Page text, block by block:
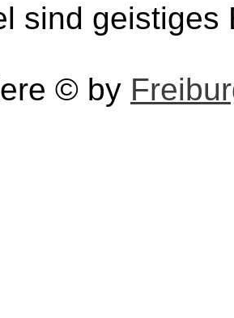
sind
© by